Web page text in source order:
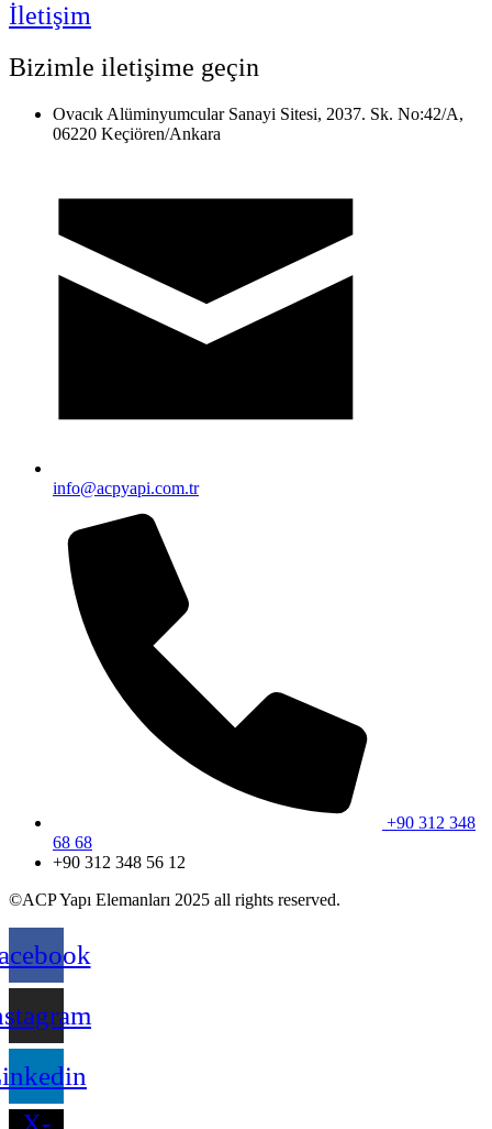
İletişim
Bizimle iletişime geçin
Ovacık Alüminyumcular Sanayi Sitesi, 2037. Sk. No:42/A,
06220 Keçiören/Ankara
info@acpyapi.com.tr
+90 312 348
68 68
+90 312 348 56 12
©ACP Yapı Elemanları 2025 all rights reserved.
X-